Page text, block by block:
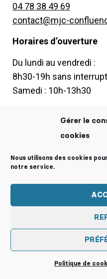
Gérer le
cookies
Nous utilisons des cookies
notre service.
Politique de
04 78 38 49 69
contact@mjc-
Horaires d’ouverture
Du lundi au vendredi :
8h30-19h sans
Samedi : 10h-13h30
du lundi au vendredi :
Mentions légales